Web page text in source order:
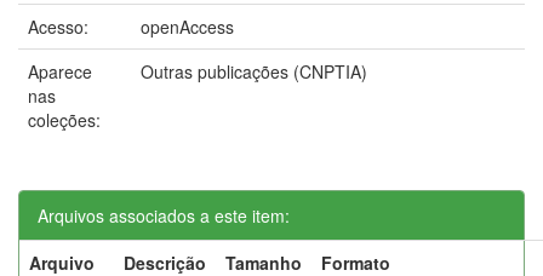
Acesso:
openAccess
Aparece
nas
coleções:
Outras publicações (CNPTIA)
Arquivos associados a este item:
Arquivo
Descrição Tamanho
Formato